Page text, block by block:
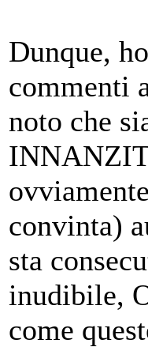
Dunque,
commenti
noto che
convinta)
sta
inudibile,
come